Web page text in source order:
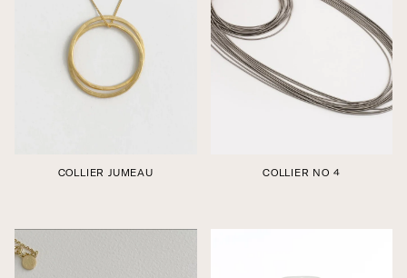
COLLIER JUMEAU COLLIER NO 4